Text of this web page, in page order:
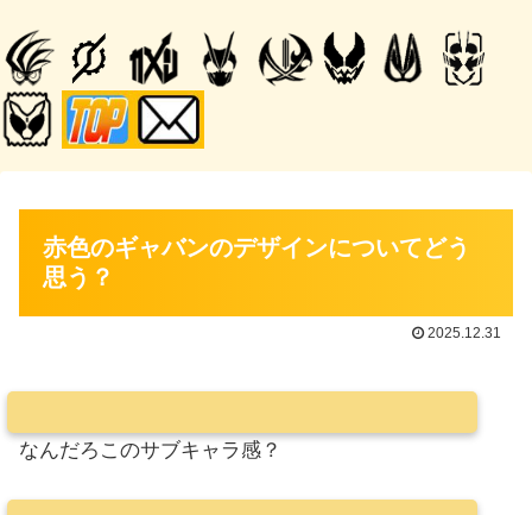
赤色のギャバンのデザインについてどう
思う？
2025.12.31
なんだろこのサブキャラ感？